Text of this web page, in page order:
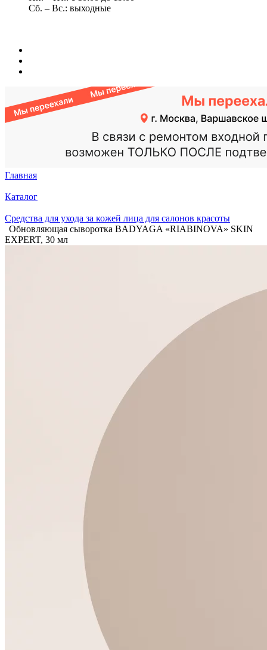
Сб. – Вс.: выходные
Главная
Каталог
Средства для ухода за кожей лица для салонов красоты
Обновляющая сыворотка BADYAGA «RIABINOVA» SKIN
EXPERT, 30 мл